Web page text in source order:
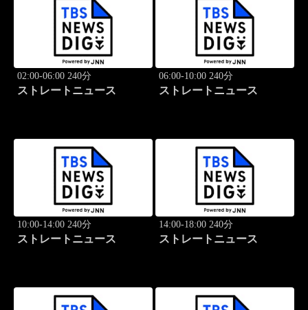
02:00-06:00 240分
ストレートニュース
06:00-10:00 240分
ストレートニュース
10:00-14:00 240分
ストレートニュース
14:00-18:00 240分
ストレートニュース